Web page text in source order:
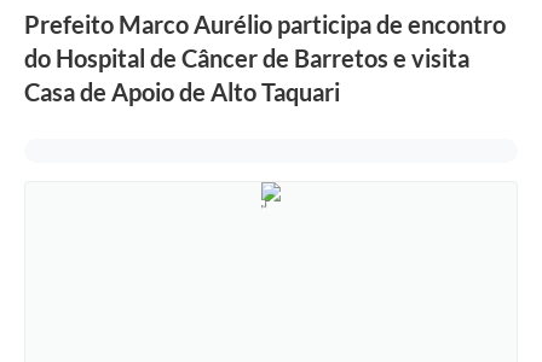
Prefeito Marco Aurélio participa de encontro
do Hospital de Câncer de Barretos e visita
Casa de Apoio de Alto Taquari